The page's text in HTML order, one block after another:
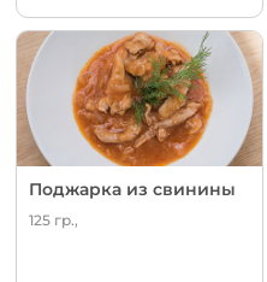
Поджарка из свинины
125 гр.,